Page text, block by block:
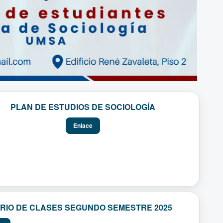
PLAN DE ESTUDIOS DE SOCIOLOGÍA
Enlace
DE CLASES SEGUNDO SEMESTRE 2025